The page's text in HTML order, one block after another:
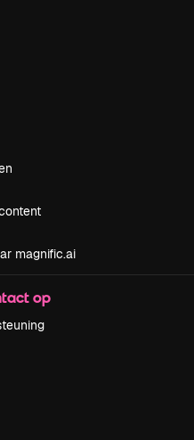
magnific.ai
op